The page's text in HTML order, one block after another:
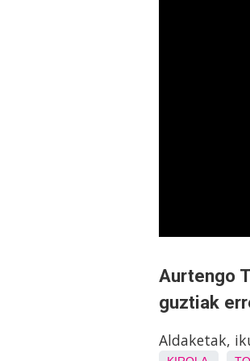
Aurtengo
guztiak
Aldaketak,